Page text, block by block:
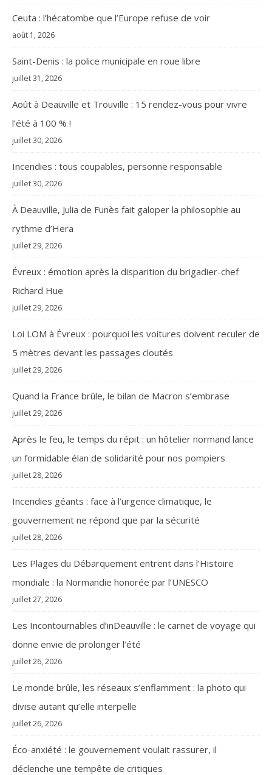
Ceuta : l’hécatombe que l’Europe refuse de voir
août 1, 2026
Saint-Denis : la police municipale en roue libre
juillet 31, 2026
Août à Deauville et Trouville : 15 rendez-vous pour vivre
l’été à 100 % !
juillet 30, 2026
Incendies : tous coupables, personne responsable
juillet 30, 2026
À Deauville, Julia de Funès fait galoper la philosophie au
rythme d’Hera
juillet 29, 2026
Évreux : émotion après la disparition du brigadier-chef
Richard Hue
juillet 29, 2026
Loi LOM à Évreux : pourquoi les voitures doivent reculer de
5 mètres devant les passages cloutés
juillet 29, 2026
Quand la France brûle, le bilan de Macron s’embrase
juillet 29, 2026
Après le feu, le temps du répit : un hôtelier normand lance
un formidable élan de solidarité pour nos pompiers
juillet 28, 2026
Incendies géants : face à l’urgence climatique, le
gouvernement ne répond que par la sécurité
juillet 28, 2026
Les Plages du Débarquement entrent dans l’Histoire
mondiale : la Normandie honorée par l’UNESCO
juillet 27, 2026
Les Incontournables d’inDeauville : le carnet de voyage qui
donne envie de prolonger l’été
juillet 26, 2026
Le monde brûle, les réseaux s’enflamment : la photo qui
divise autant qu’elle interpelle
juillet 26, 2026
Éco-anxiété : le gouvernement voulait rassurer, il
déclenche une tempête de critiques